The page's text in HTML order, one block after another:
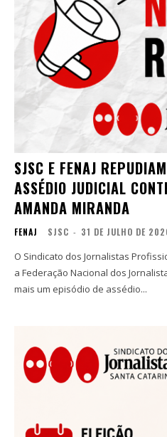
SJSC E FENAJ
ASSÉDIO JUDICIAL
AMANDA MIRANDA
FENAJ SJSC - 31 DE JULHO DE
O Sindicato dos Jornalistas
a Federação Nacional dos
mais um episódio de assédio...